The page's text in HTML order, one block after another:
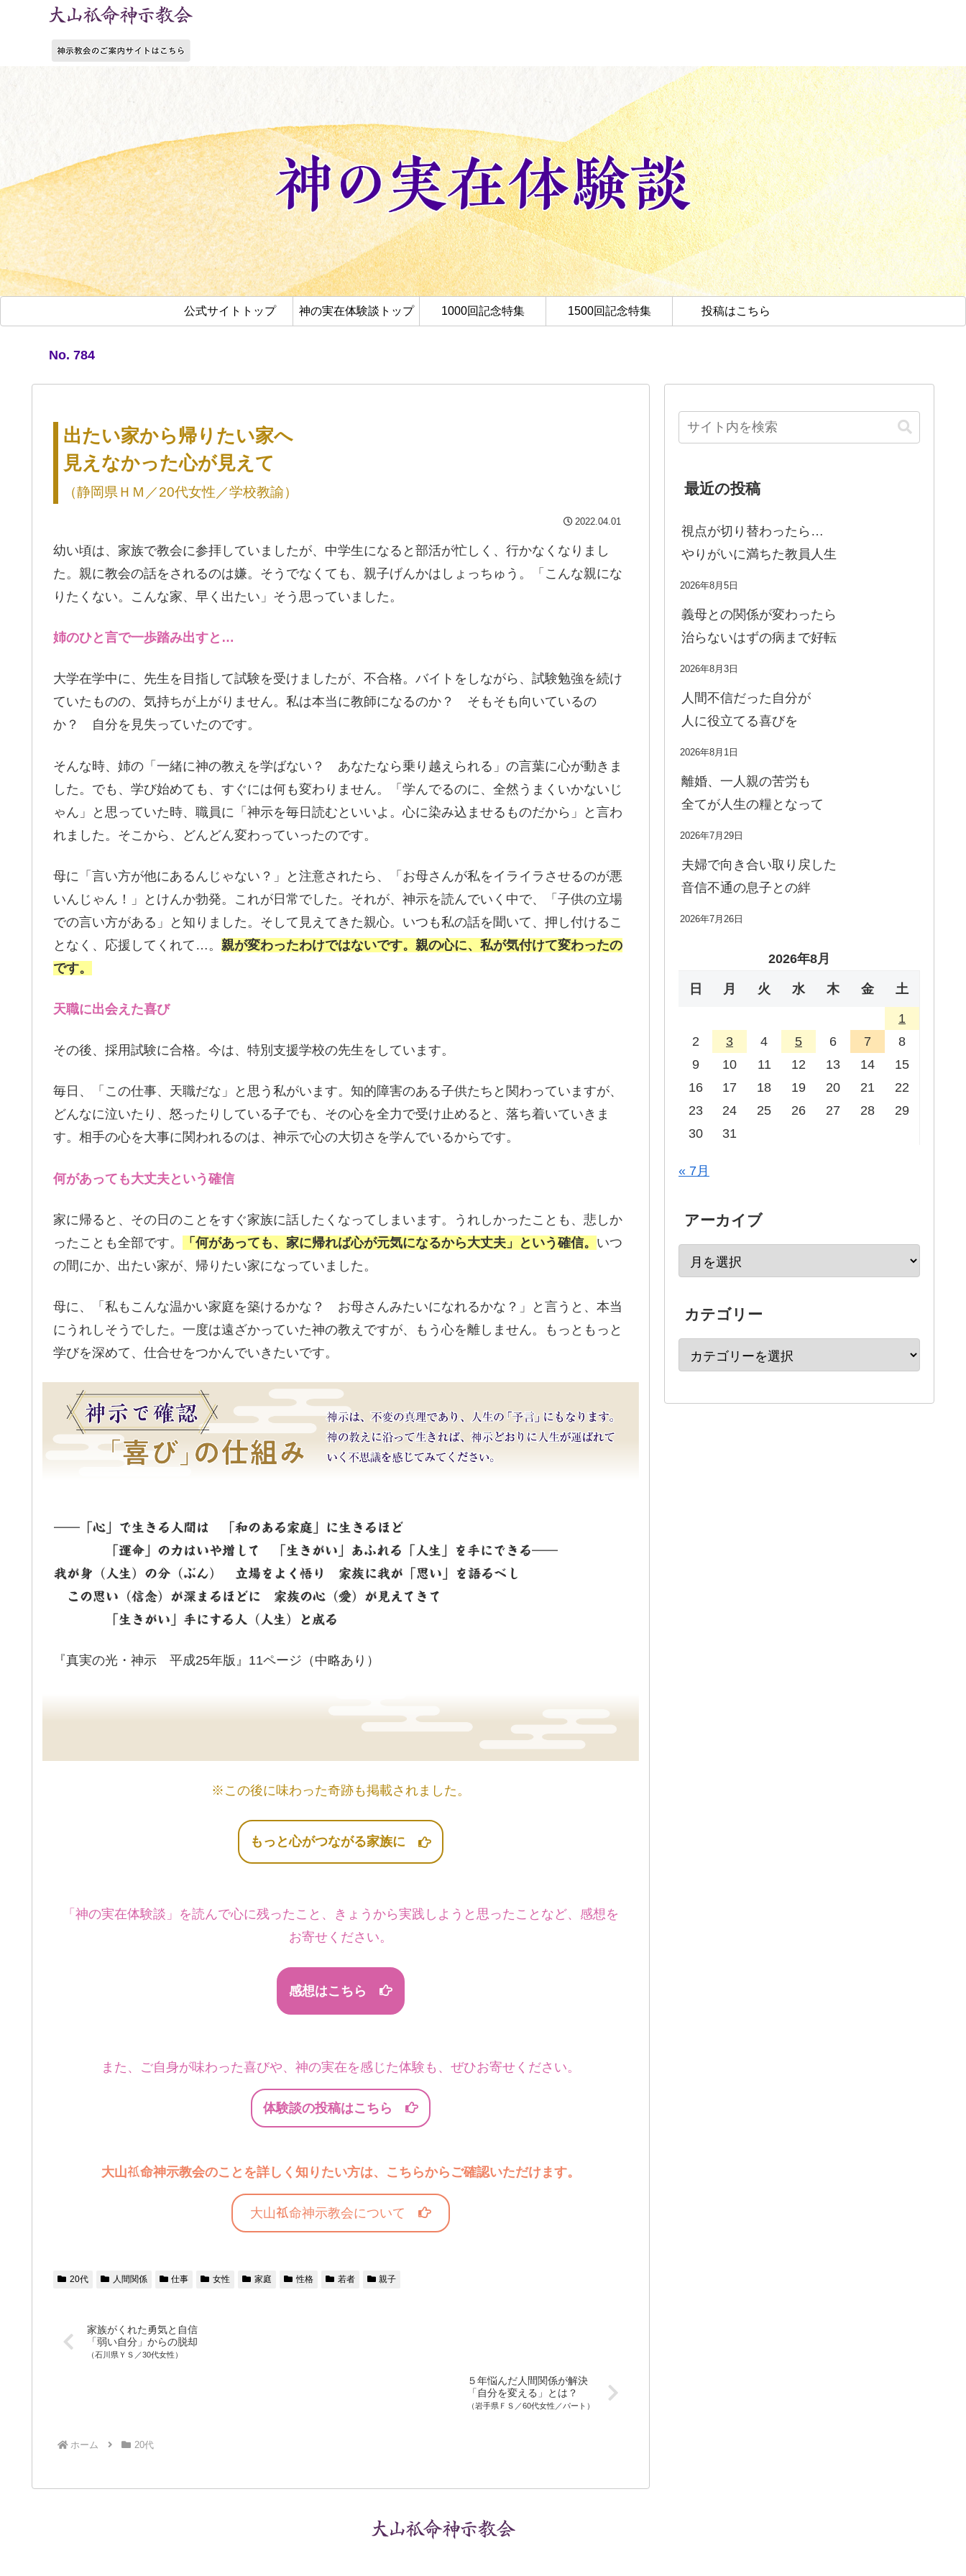
公式サイトトップ 神の実在体験談トップ 1000回記念特集 1500回記念特集 投稿はこちら
No. 784
出たい家から帰りたい家へ
見えなかった心が見えて
（静岡県ＨＭ／20代女性／学校教諭）
2022.04.01
幼い頃は、家族で教会に参拝していましたが、中学生になると部活が忙しく、行かなくなりまし
た。親に教会の話をされるのは嫌。そうでなくても、親子げんかはしょっちゅう。「こんな親にな
りたくない。こんな家、早く出たい」そう思っていました。
姉のひと言で一歩踏み出すと…
大学在学中に、先生を目指して試験を受けましたが、不合格。バイトをしながら、試験勉強を続け
ていたものの、気持ちが上がりません。私は本当に教師になるのか？ そもそも向いているの
か？ 自分を見失っていたのです。
そんな時、姉の「一緒に神の教えを学ばない？ あなたなら乗り越えられる」の言葉に心が動きま
した。でも、学び始めても、すぐには何も変わりません。「学んでるのに、全然うまくいかないじ
ゃん」と思っていた時、職員に「神示を毎日読むといいよ。心に染み込ませるものだから」と言わ
れました。そこから、どんどん変わっていったのです。
母に「言い方が他にあるんじゃない？」と注意されたら、「お母さんが私をイライラさせるのが悪
いんじゃん！」とけんか勃発。これが日常でした。それが、神示を読んでいく中で、「子供の立場
での言い方がある」と知りました。そして見えてきた親心。いつも私の話を聞いて、押し付けるこ
となく、応援してくれて…。 親が変わったわけではないです。親の心に、私が気付けて変わったの
です。
天職に出会えた喜び
その後、採用試験に合格。今は、特別支援学校の先生をしています。
毎日、「この仕事、天職だな」と思う私がいます。知的障害のある子供たちと関わっていますが、
どんなに泣いたり、怒ったりしている子でも、その心を全力で受け止めると、落ち着いていきま
す。相手の心を大事に関われるのは、神示で心の大切さを学んでいるからです。
何があっても大丈夫という確信
家に帰ると、その日のことをすぐ家族に話したくなってしまいます。うれしかったことも、悲しか
ったことも全部です。
「何があっても、家に帰れば心が元気になるから大丈夫」という確信。 いつ
の間にか、出たい家が、帰りたい家になっていました。
母に、「私もこんな温かい家庭を築けるかな？ お母さんみたいになれるかな？」と言うと、本当
にうれしそうでした。一度は遠ざかっていた神の教えですが、もう心を離しません。もっともっと
学びを深めて、仕合せをつかんでいきたいです。
――「心」で生きる人間は 「和のある家庭」に生きるほど
「運命」の力はいや増して 「生きがい」あふれる「人生」を手にできる――
我が身（人生）の分（ぶん） 立場をよく悟り 家族に我が「思い」を語るべし
この思い（信念）が深まるほどに 家族の心（愛）が見えてきて
「生きがい」手にする人（人生）と成る
『真実の光・神示 平成25年版』11ページ（中略あり）
※この後に味わった奇跡も掲載されました。
もっと心がつながる家族に
「神の実在体験談」を読んで心に残ったこと、きょうから実践しようと思ったことなど、感想を
お寄せください。
感想はこちら
また、ご自身が味わった喜びや、神の実在を感じた体験も、ぜひお寄せください。
体験談の投稿はこちら
大山 命神示教会のことを詳しく知りたい方は、こちらからご確認いただけます。
大山 命神示教会について
20代 人間関係 仕事 女性 家庭 性格 若者 親子
家族がくれた勇気と自信
「弱い自分」からの脱却
（石川県ＹＳ／30代女性）
５年悩んだ人間関係が解決
「自分を変える」とは？
（岩手県ＦＳ／60代女性／パート）
ホーム 20代
最近の投稿
視点が切り替わったら…
やりがいに満ちた教員人生
2026年8月5日
義母との関係が変わったら
治らないはずの病まで好転
2026年8月3日
人間不信だった自分が
人に役立てる喜びを
2026年8月1日
離婚、一人親の苦労も
全てが人生の糧となって
2026年7月29日
夫婦で向き合い取り戻した
音信不通の息子との絆
2026年7月26日
2026年8月
日 月 火 水 木 金 土
1
2
3 4 5 6 7
8
9
10 11 12 13 14
15
16
17 18 19 20 21
22
23
24 25 26 27 28
29
30
31
« 7月
アーカイブ
カテゴリー